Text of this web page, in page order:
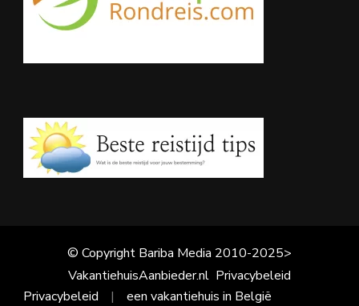
© Copyright Bariba Media 2010-2025>
VakantiehuisAanbieder.nl Privacybeleid
Privacybeleid
een vakantiehuis in België